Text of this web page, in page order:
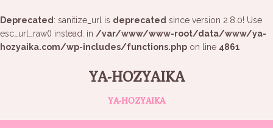
Deprecated : sanitize_url is deprecated since version 2.8.0! Use
esc_url_raw() instead. in /var/www/www-root/data/www/ya-
hozyaika.com/wp-includes/functions.php on line 4861
YA-HOZYAIKA
YA-HOZYAIKA